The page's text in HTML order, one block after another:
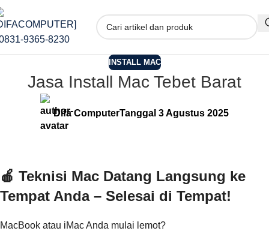
INSTALL MAC
Jasa Install Mac Tebet Barat
Difa ComputerTanggal 3 Agustus 2025
🍎 Teknisi Mac Datang Langsung ke
Tempat Anda – Selesai di Tempat!
MacBook atau iMac Anda mulai lemot?